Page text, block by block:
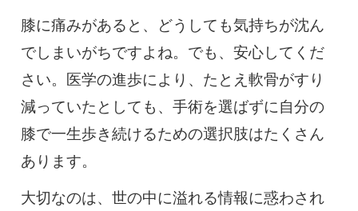
膝に痛みがあると、どうしても気持ちが沈ん
でしまいがちですよね。でも、安心してくだ
さい。医学の進歩により、たとえ軟骨がすり
減っていたとしても、手術を選ばずに自分の
膝で一生歩き続けるための選択肢はたくさん
あります。
大切なのは、世の中に溢れる情報に惑わされ